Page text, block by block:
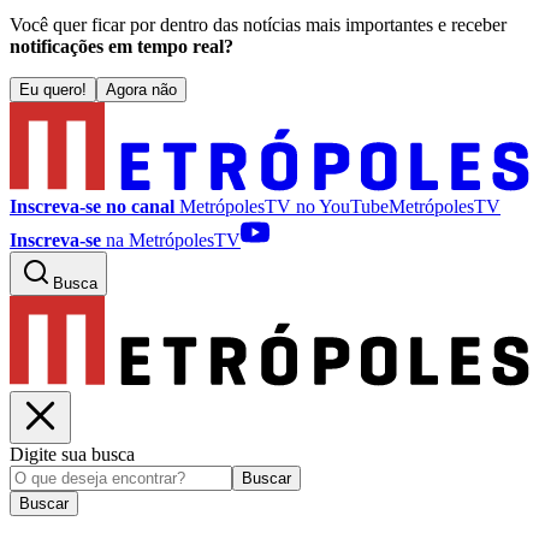
Você quer ficar por dentro das notícias mais importantes e receber
notificações em tempo real?
Eu quero! Agora não
Inscreva-se no canal MetrópolesTV noYouTubeMetrópolesTV
Inscreva-se na MetrópolesTV
Busca
Digite sua busca
Buscar
Buscar